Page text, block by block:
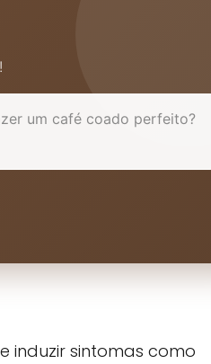
induzir sintomas como